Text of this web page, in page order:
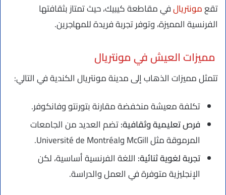
تقعمونتريالفي مقاطعة كيبيك، حيث تمتاز بثقافتها
الفرنسية المميزة، وتوفر تجربة فريدة للمهاجرين.
مميزات العيش في مونتريال
تتمثل مميزات الذهاب إلى مدينة مونتريال الكندية في التالي:
تكلفة معيشة منخفضة مقارنة بتورنتو وفانكوفر.
فرص تعليمية وثقافية:تضم العديد من الجامعات
المرموقة مثل McGill وUniversité de Montréal.
تجربة لغوية ثنائية: اللغة الفرنسية أساسية، لكن
الإنجليزية متوفرة في العمل والدراسة.